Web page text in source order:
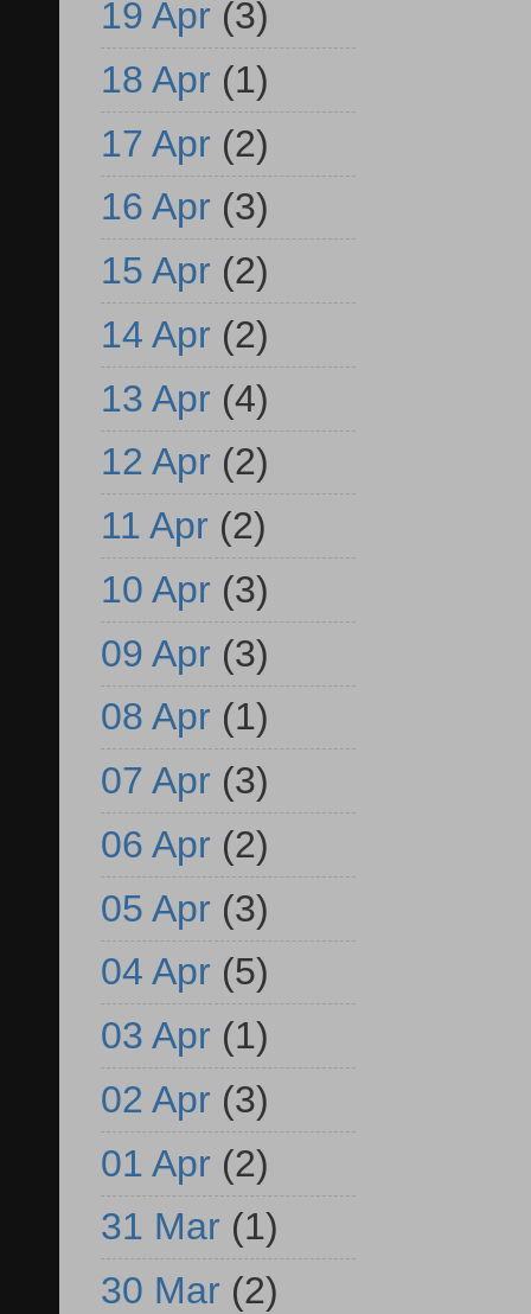
19 Apr (3)
18 Apr (1)
17 Apr (2)
16 Apr (3)
15 Apr (2)
14 Apr (2)
13 Apr (4)
12 Apr (2)
11 Apr (2)
10 Apr (3)
09 Apr (3)
08 Apr (1)
07 Apr (3)
06 Apr (2)
05 Apr (3)
04 Apr (5)
03 Apr (1)
02 Apr (3)
01 Apr (2)
31 Mar (1)
30 Mar (2)